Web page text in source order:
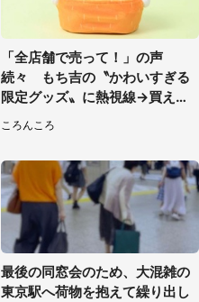
「全店舗で売って！」の声
続々 もち吉の〝かわいすぎる
限定グッズ〟に熱視線→買える
のは地元だけ？本社に聞く
ころんころ
最後の同窓会のため、大混雑の
東京駅へ荷物を抱えて繰り出し